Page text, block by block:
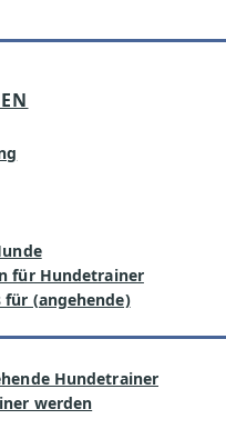
für Hundetrainer
für (angehende)
Hundetrainer
werden